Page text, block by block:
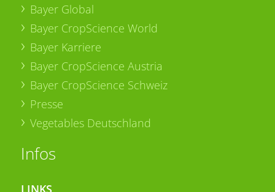
Bayer Global
Bayer CropScience World
Bayer Karriere
Bayer CropScience Austria
Bayer CropScience Schweiz
Presse
Vegetables Deutschland
Infos
LINKS